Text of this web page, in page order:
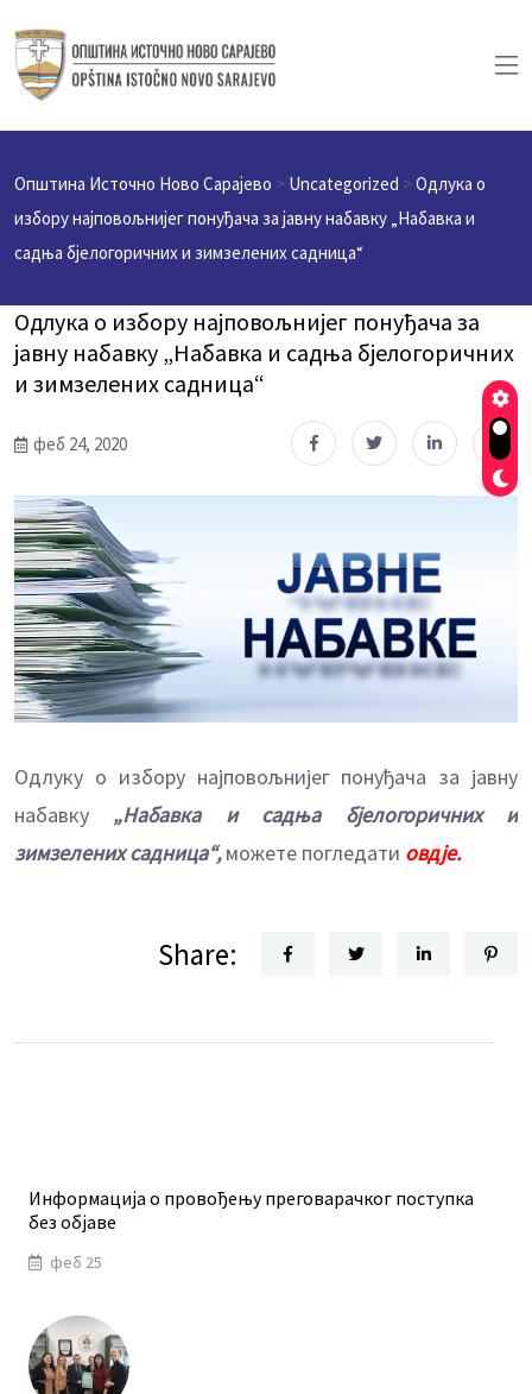
Општина Источно Ново Сарајево > Uncategorized >Одлука о
избору најповољнијег понуђача за јавну набавку „Набавка и
садња бјелогоричних и зимзелених садница“
Одлука о избору најповољнијег понуђача за
јавну набавку „Набавка и садња бјелогоричних
и зимзелених садница“
феб 24, 2020
Одлуку о избору најповољнијег понуђача за јавну
набавку „Набавка и садња бјелогоричних и
зимзелених садница“,можете погледати овдје.
Share:
Информација о провођењу преговарачког поступка
без објаве
феб 25